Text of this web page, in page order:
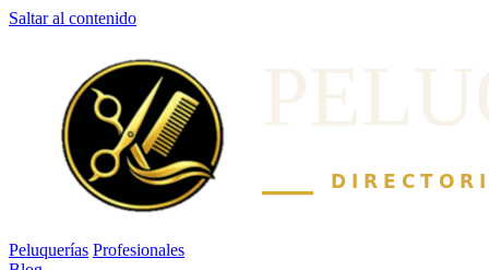
Saltar al contenido
Peluquerías Profesionales